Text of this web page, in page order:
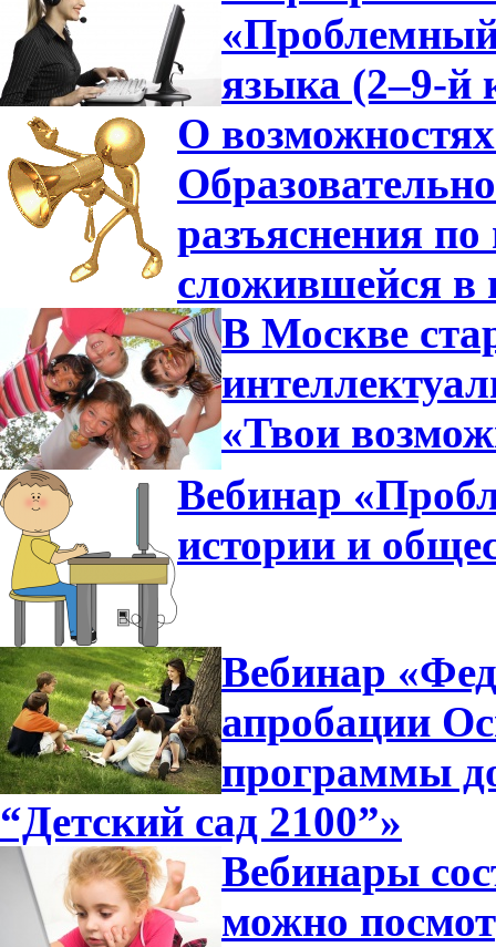
«Проблемный
языка (2–9-й
О
разъяснения по
сложившейся в
В Москве
«Твои
Вебинар
истории и
Вебинар
апробации
программы
“Детский сад 2100”»
Вебинары
можно